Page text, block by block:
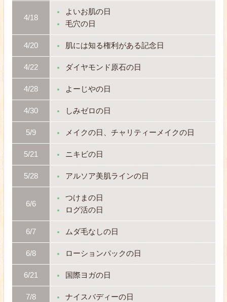
4/18
よいお肌の日
毛穴の日
4/20 肌には知る権利がある記念日
4/22 ダイヤモンド原石の日
4/28 よーじやの日
4/30 しみゼロの日
5/9 メイクの日、チャリティーメイクの日
5/21 ニキビの日
5/28 アルソア美肌ラインの日
6/6
つけまの日
ログ活の日
6/7 ムダ毛なしの日
6/8 ローションパックの日
6/21 国際ヨガの日
7/8 ナイスバディーの日